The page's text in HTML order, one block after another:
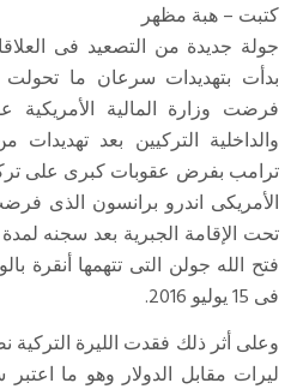
كتبت – هبة مظهر
جولة جديدة من التصعيد فى
بدأت بتهديدات سرعان ما
فرضت وزارة المالية الأمريكية
والداخلية التركيين بعد تهديدات
ترامب بفرض عقوبات كبرى على
الأمريكى اندرو برانسون الذى
فتح الله جولن التى تتهمها أنقرة
فى 15 يوليو 2016.
ليرات مقابل الدولار وهو ما اعتبر